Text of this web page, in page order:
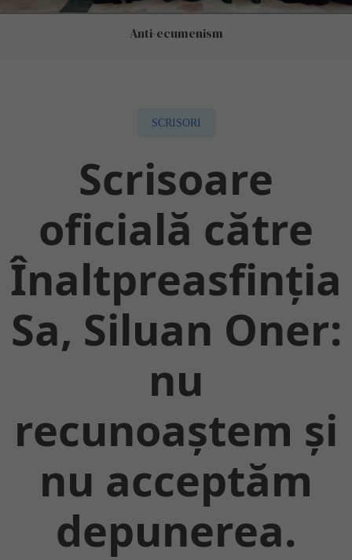
Anti-ecumenism
SCRISORI
Scrisoare
oficială către
Înaltpreasfinția
Sa, Siluan Oner:
nu
recunoaștem și
nu acceptăm
depunerea.